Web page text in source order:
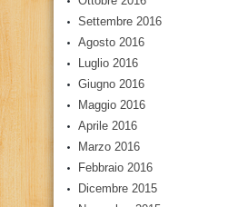
Settembre 2016
Agosto 2016
Luglio 2016
Giugno 2016
Maggio 2016
Aprile 2016
Marzo 2016
Febbraio 2016
Dicembre 2015